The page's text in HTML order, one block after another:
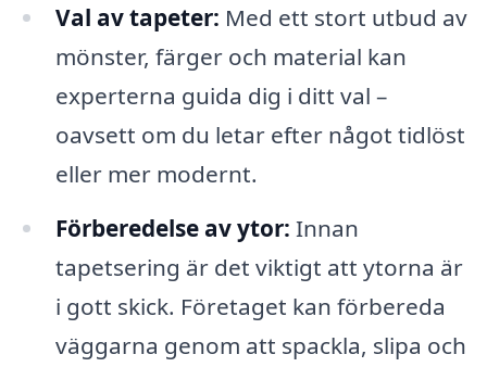
Val av tapeter: Med ett stort utbud av
mönster, färger och material kan
experterna guida dig i ditt val –
oavsett om du letar efter något tidlöst
eller mer modernt.
Förberedelse av ytor: Innan
tapetsering är det viktigt att ytorna är
i gott skick. Företaget kan förbereda
väggarna genom att spackla, slipa och